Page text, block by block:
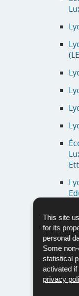
This site
for its
personal
Some
statistical
activated
privacy